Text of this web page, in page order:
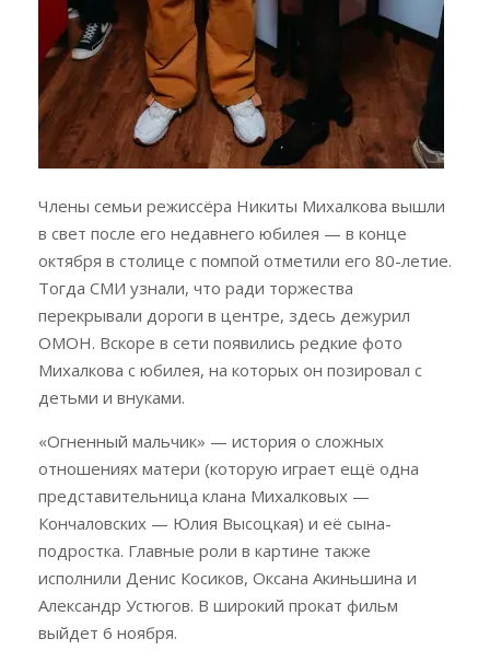
Члены семьи режиссёра Никиты Михалкова вышли
в свет после его недавнего юбилея — в конце
октября в столице с помпой отметили его 80-летие.
Тогда СМИ узнали, что ради торжества
перекрывали дороги в центре, здесь дежурил
ОМОН. Вскоре в сети появились редкие фото
Михалкова с юбилея, на которых он позировал с
детьми и внуками.
«Огненный мальчик» — история о сложных
отношениях матери (которую играет ещё одна
представительница клана Михалковых —
Кончаловских — Юлия Высоцкая) и её сына-
подростка. Главные роли в картине также
исполнили Денис Косиков, Оксана Акиньшина и
Александр Устюгов. В широкий прокат фильм
выйдет 6 ноября.